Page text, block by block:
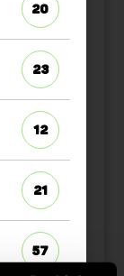
20
23
12
21
57